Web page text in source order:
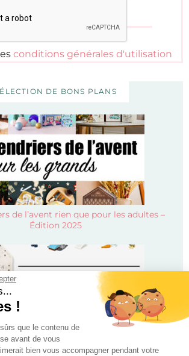
!
que le contenu de
avant de vous
bien vous accompagner pendant votre
conditions générales d'utilisation
DE BONS PLANS
de l’avent rien que pour les adultes –
Édition 2025
l’avent pour enfant, bébé et ado 2024 !